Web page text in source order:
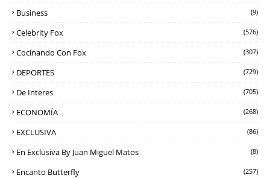
Business (9)
Celebrity Fox (576)
Cocinando Con Fox (307)
DEPORTES (729)
De Interes (705)
ECONOMÍA (268)
EXCLUSIVA (86)
En Exclusiva By Juan Miguel Matos (8)
Encanto Butterfly (257)